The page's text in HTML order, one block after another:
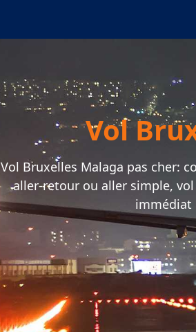
Vol
Vol Bruxelles Malaga pas cher:
aller-retour ou aller simple,
immédiat